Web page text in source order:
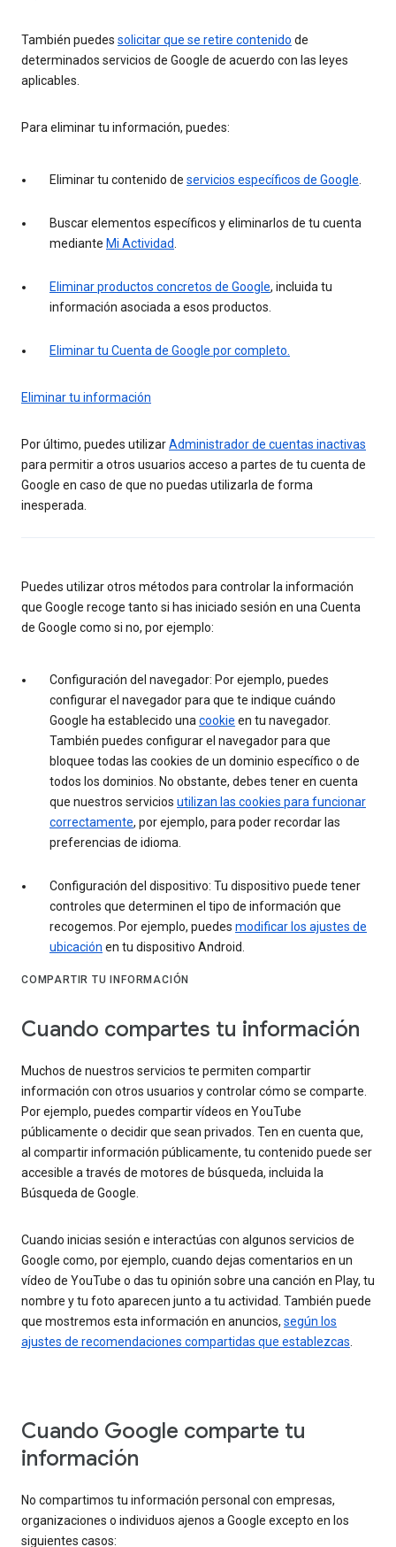
También puedes solicitar que se retire contenido de
determinados servicios de Google de acuerdo con las leyes
aplicables.
Para eliminar tu información, puedes:
Eliminar tu contenido de servicios específicos de Google
Buscar elementos específicos y eliminarlos de tu cuenta
mediante Mi Actividad
Eliminar productos concretos de Google, incluida tu
información asociada a esos productos.
Eliminar tu Cuenta de Google por completo.
Eliminar tu información
Por último, puedes utilizarAdministrador de cuentas inactivas
para permitir a otros usuarios acceso a partes de tu cuenta de
Google en caso de que no puedas utilizarla de forma
inesperada.
Puedes utilizar otros métodos para controlar la información
que Google recoge tanto si has iniciado sesión en una Cuenta
de Google como si no, por ejemplo:
Configuración del navegador: Por ejemplo, puedes
configurar el navegador para que te indique cuándo
Google ha establecido una cookie en tu navegador.
También puedes configurar el navegador para que
bloquee todas las cookies de un dominio específico o de
todos los dominios. No obstante, debes tener en cuenta
que nuestros servicios utilizan las cookies para funcionar
correctamente, por ejemplo, para poder recordar las
preferencias de idioma.
Configuración del dispositivo: Tu dispositivo puede tener
controles que determinen el tipo de información que
recogemos. Por ejemplo, puedes modificar los ajustes de
ubicación en tu dispositivo Android.
COMPARTIR TU INFORMACIÓN
Cuando compartes tu información
Muchos de nuestros servicios te permiten compartir
información con otros usuarios y controlar cómo se comparte.
Por ejemplo, puedes compartir vídeos en YouTube
públicamente o decidir que sean privados. Ten en cuenta que,
al compartir información públicamente, tu contenido puede ser
accesible a través de motores de búsqueda, incluida la
Búsqueda de Google.
Cuando inicias sesión e interactúas con algunos servicios de
Google como, por ejemplo, cuando dejas comentarios en un
vídeo de YouTube o das tu opinión sobre una canción en Play, tu
nombre y tu foto aparecen junto a tu actividad. También puede
que mostremos esta información en anuncios, según los
ajustes de recomendaciones compartidas que establezcas
Cuando Google comparte tu
información
No compartimos tu información personal con empresas,
organizaciones o individuos ajenos a Google excepto en los
siguientes casos: